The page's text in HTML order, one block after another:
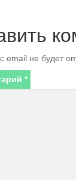
email не будет
*